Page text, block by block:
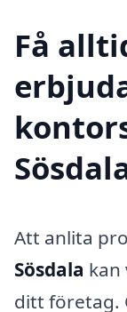
Få
Att anlita
Sösdala kan
ditt företag.